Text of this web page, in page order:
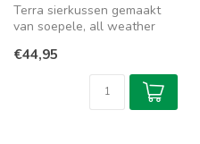
Terra sierkussen gemaakt
van soepele, all weather
waterafstote...
€44,95